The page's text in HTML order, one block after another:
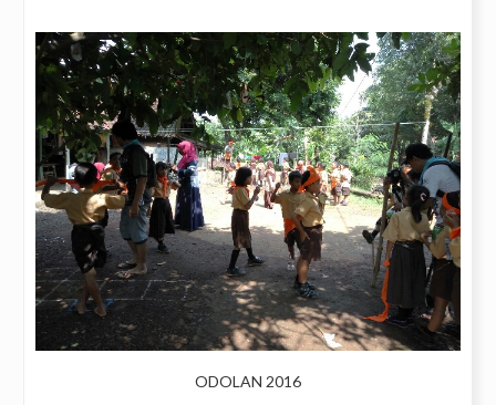
ODOLAN 2016